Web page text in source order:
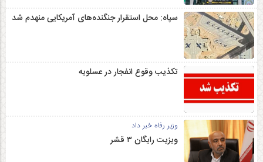
سپاه: محل استقرار جنگنده‌های آمریکایی منهدم شد
تکذیب وقوع انفجار در عسلویه
وزیر رفاه خبر داد
ویزیت رایگان ۳ قشر